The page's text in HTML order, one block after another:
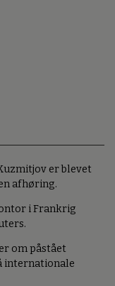
er blevet
afhøring.
i Frankrig
om påstået
internationale